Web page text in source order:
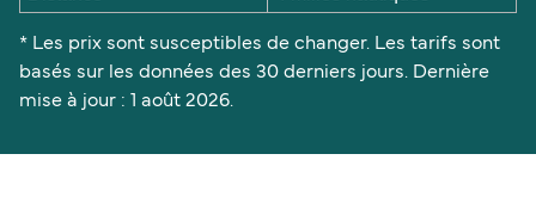
* Les prix sont susceptibles de changer. Les tarifs sont
basés sur les données des 30 derniers jours. Dernière
mise à jour : 1 août 2026.